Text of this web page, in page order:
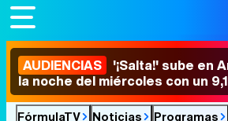
AUDIENCIAS '¡Salta!' sube en
la noche del miércoles con un
FórmulaTV Noticias
Programas